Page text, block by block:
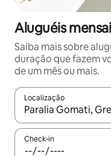
Aluguéis
Saiba mais sobre
duração que fazem
de um mês ou mais.
Localização
Quando os
Check-in